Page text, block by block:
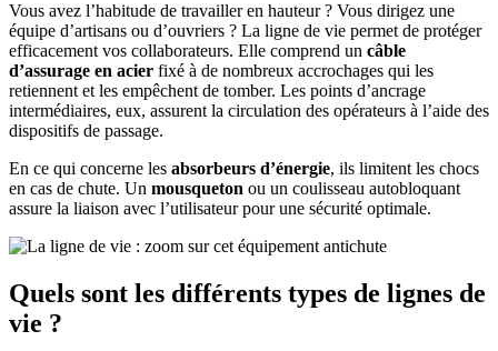
Vous avez l’habitude de travailler en hauteur ? Vous dirigez une
équipe d’artisans ou d’ouvriers ? La ligne de vie permet de protéger
efficacement vos collaborateurs. Elle comprend un câble
d’assurage en acier fixé à de nombreux accrochages qui les
retiennent et les empêchent de tomber. Les points d’ancrage
intermédiaires, eux, assurent la circulation des opérateurs à l’aide des
dispositifs de passage.
En ce qui concerne les absorbeurs d’énergie, ils limitent les chocs
en cas de chute. Un mousqueton ou un coulisseau autobloquant
assure la liaison avec l’utilisateur pour une sécurité optimale.
Quels sont les différents types de lignes de
vie ?